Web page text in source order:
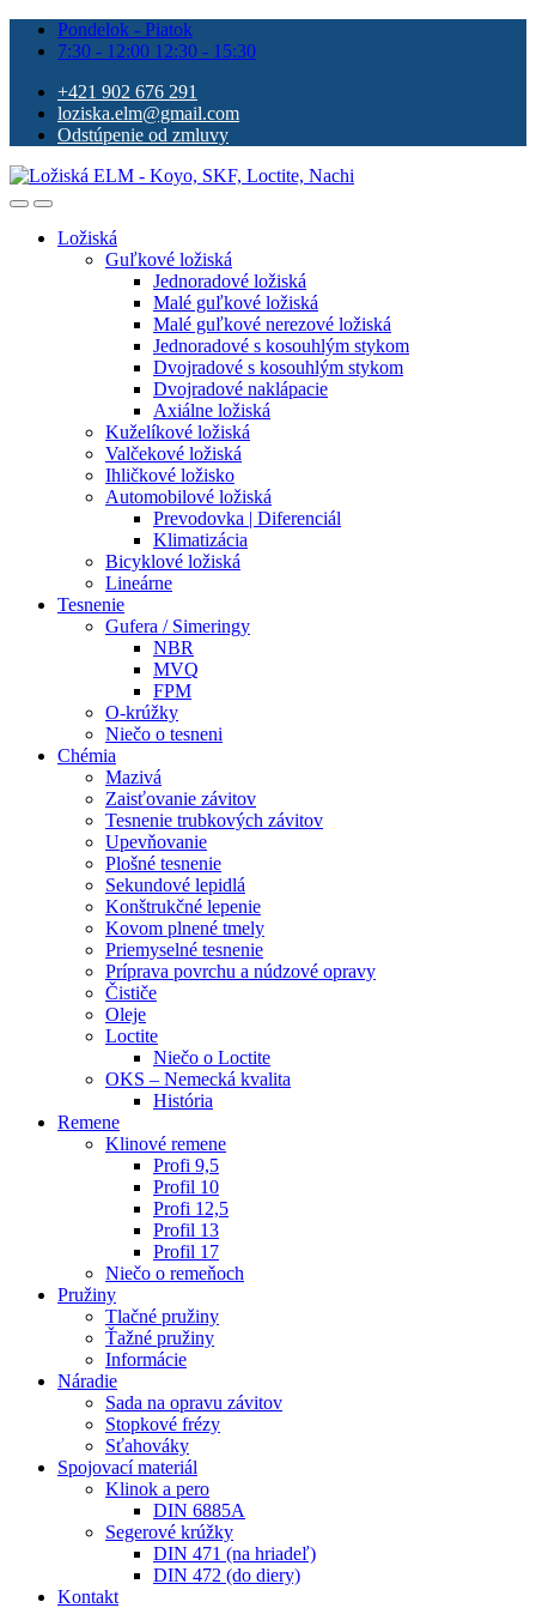
Pondelok - Piatok
7:30 - 12:00 12:30 - 15:30
+421 902 676 291
loziska.elm@gmail.com
Odstúpenie od zmluvy
Ložiská
Guľkové ložiská
Jednoradové ložiská
Malé guľkové ložiská
Malé guľkové nerezové ložiská
Jednoradové s kosouhlým stykom
Dvojradové s kosouhlým stykom
Dvojradové naklápacie
Axiálne ložiská
Kuželíkové ložiská
Valčekové ložiská
Ihličkové ložisko
Automobilové ložiská
Prevodovka | Diferenciál
Klimatizácia
Bicyklové ložiská
Lineárne
Tesnenie
Gufera / Simeringy
NBR
MVQ
FPM
O-krúžky
Niečo o tesneni
Chémia
Mazivá
Zaisťovanie závitov
Tesnenie trubkových závitov
Upevňovanie
Plošné tesnenie
Sekundové lepidlá
Konštrukčné lepenie
Kovom plnené tmely
Priemyselné tesnenie
Príprava povrchu a núdzové opravy
Čističe
Oleje
Loctite
Niečo o Loctite
OKS – Nemecká kvalita
História
Remene
Klinové remene
Profi 9,5
Profil 10
Profi 12,5
Profil 13
Profil 17
Niečo o remeňoch
Pružiny
Tlačné pružiny
Ťažné pružiny
Informácie
Náradie
Sada na opravu závitov
Stopkové frézy
Sťahováky
Spojovací materiál
Klinok a pero
DIN 6885A
Segerové krúžky
DIN 471 (na hriadeľ)
DIN 472 (do diery)
Kontakt